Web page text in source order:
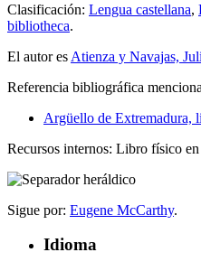
Clasificación: Lengua castellana,
bibliotheca.
El autor es Atienza y Navajas,
Referencia bibliográfica
Argüello de Extremadura,
Recursos internos: Libro físico
Sigue por: Eugene McCarthy.
Idioma